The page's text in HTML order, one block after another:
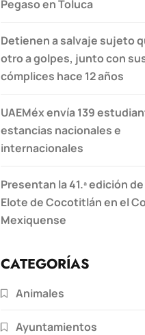
Pegaso en Toluca
Detienen a salvaje sujeto
otro a golpes, junto con
cómplices hace 12 años
UAEMéx envía 139
estancias nacionales e
internacionales
Presentan la 41.ª edición
Elote de Cocotitlán en el
Mexiquense
CATEGORÍAS
Animales
Ayuntamientos